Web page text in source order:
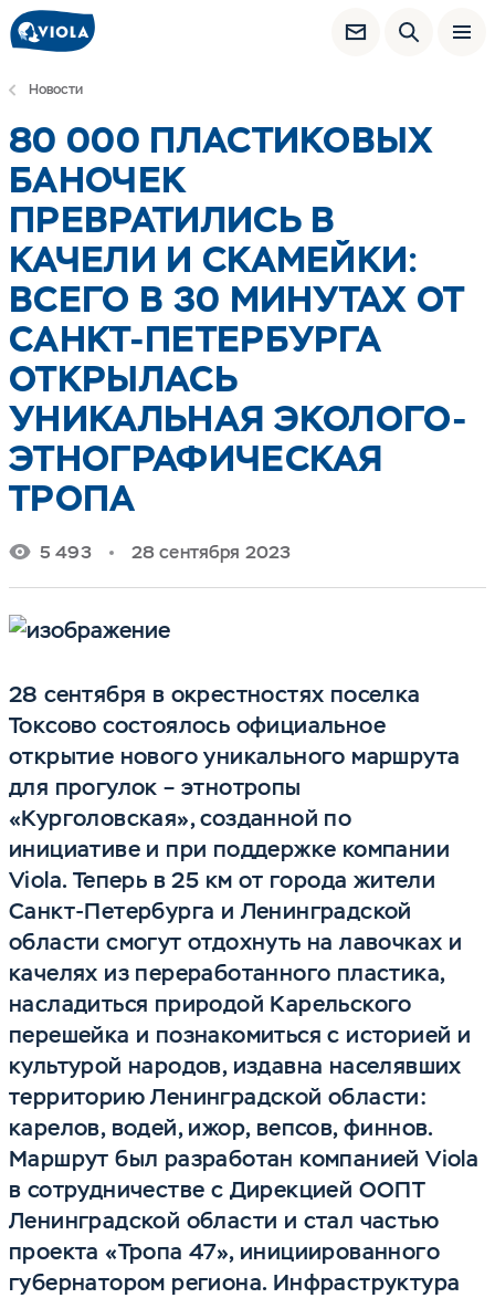
Новости
80 000 ПЛАСТИКОВЫХ
БАНОЧЕК
ПРЕВРАТИЛИСЬ В
КАЧЕЛИ И СКАМЕЙКИ:
ВСЕГО В 30 МИНУТАХ ОТ
САНКТ-ПЕТЕРБУРГА
ОТКРЫЛАСЬ
УНИКАЛЬНАЯ ЭКОЛОГО-
ЭТНОГРАФИЧЕСКАЯ
ТРОПА
5 493 28 сентября 2023
28 сентября в окрестностях поселка
Токсово состоялось официальное
открытие нового уникального маршрута
для прогулок – этнотропы
«Курголовская», созданной по
инициативе и при поддержке компании
Viola. Теперь в 25 км от города жители
Санкт-Петербурга и Ленинградской
области смогут отдохнуть на лавочках и
качелях из переработанного пластика,
насладиться природой Карельского
перешейка и познакомиться с историей и
культурой народов, издавна населявших
территорию Ленинградской области:
карелов, водей, ижор, вепсов, финнов.
Маршрут был разработан компанией Viola
в сотрудничестве с Дирекцией ООПТ
Ленинградской области и стал частью
проекта «Тропа 47», инициированного
губернатором региона. Инфраструктура